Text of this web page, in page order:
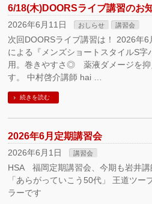
6/18(木)DOORSライブ講習のお
2026年6月11日 おしらせ 講習会
次回DOORSライブ講習は！ 2026年
による『メンズショートスタイルS字
用。巻きやすさ◎ 薬液ダメージを抑
す。 中村啓介講師 hai …
続きを読む
2026年6月定期講習会
2026年6月1日 講習会
HSA 福岡定期講習会、今期も岩井
「あらがっていこう50代」 王道ツー
ラーです